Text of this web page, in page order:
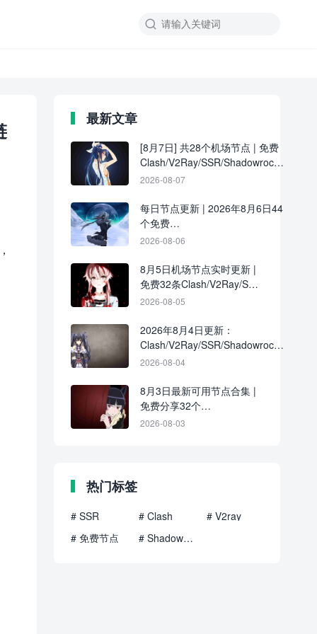

最新文章
[8月7日] 共28个机场节点 | 免费
Clash/V2Ray/SSR/Shadowrocket
订阅更新
2026-08-07
每日节点更新 | 2026年8月6日44
个免费
Clash/V2Ray/SSR/Shadowrocket
2026-08-06
8月5日机场节点实时更新 |
免费32条Clash/V2Ray/SSR
订阅链接分享
2026-08-05
2026年8月4日更新：
Clash/V2Ray/SSR/Shadowrocket
共39条免费节点
2026-08-04
8月3日最新可用节点合集 |
免费分享32个
Clash/V2Ray/SSR订阅链接
2026-08-03
热门标签
# SSR # Clash
# V2ray
# 免费节点
# Shadowrocket